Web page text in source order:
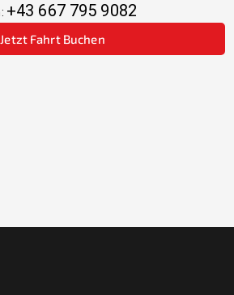
+43 667 795 9082
Jetzt Fahrt Buchen